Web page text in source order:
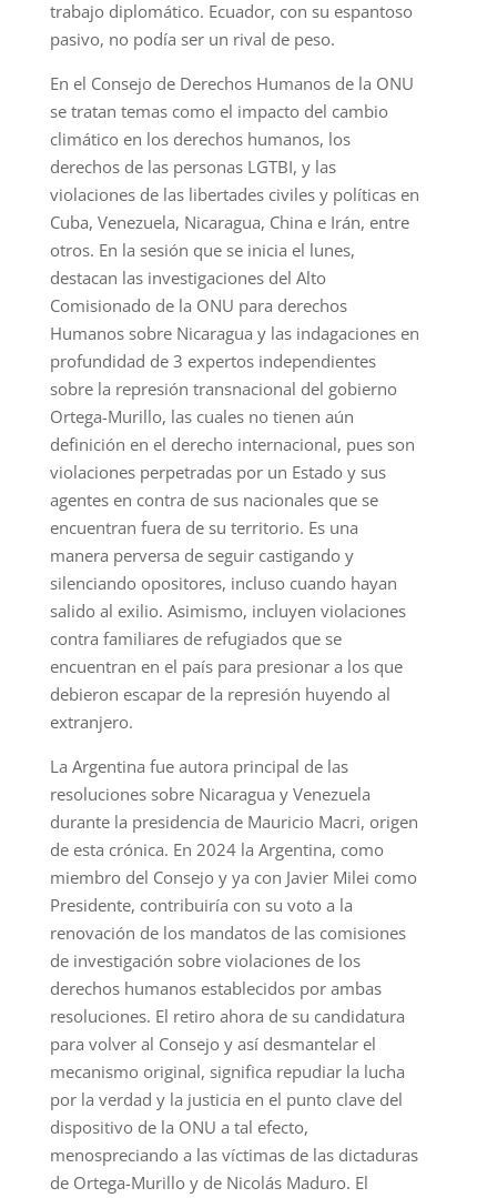
trabajo diplomático. Ecuador, con su espantoso
pasivo, no podía ser un rival de peso.
En el Consejo de Derechos Humanos de la ONU
se tratan temas como el impacto del cambio
climático en los derechos humanos, los
derechos de las personas LGTBI, y las
violaciones de las libertades civiles y políticas en
Cuba, Venezuela, Nicaragua, China e Irán, entre
otros. En la sesión que se inicia el lunes,
destacan las investigaciones del Alto
Comisionado de la ONU para derechos
Humanos sobre Nicaragua y las indagaciones en
profundidad de 3 expertos independientes
sobre la represión transnacional del gobierno
Ortega-Murillo, las cuales no tienen aún
definición en el derecho internacional, pues son
violaciones perpetradas por un Estado y sus
agentes en contra de sus nacionales que se
encuentran fuera de su territorio. Es una
manera perversa de seguir castigando y
silenciando opositores, incluso cuando hayan
salido al exilio. Asimismo, incluyen violaciones
contra familiares de refugiados que se
encuentran en el país para presionar a los que
debieron escapar de la represión huyendo al
extranjero.
La Argentina fue autora principal de las
resoluciones sobre Nicaragua y Venezuela
durante la presidencia de Mauricio Macri, origen
de esta crónica. En 2024 la Argentina, como
miembro del Consejo y ya con Javier Milei como
Presidente, contribuiría con su voto a la
renovación de los mandatos de las comisiones
de investigación sobre violaciones de los
derechos humanos establecidos por ambas
resoluciones. El retiro ahora de su candidatura
para volver al Consejo y así desmantelar el
mecanismo original, significa repudiar la lucha
por la verdad y la justicia en el punto clave del
dispositivo de la ONU a tal efecto,
menospreciando a las víctimas de las dictaduras
de Ortega-Murillo y de Nicolás Maduro. El